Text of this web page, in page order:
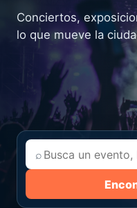
Conciertos,
lo que mueve la
⌕